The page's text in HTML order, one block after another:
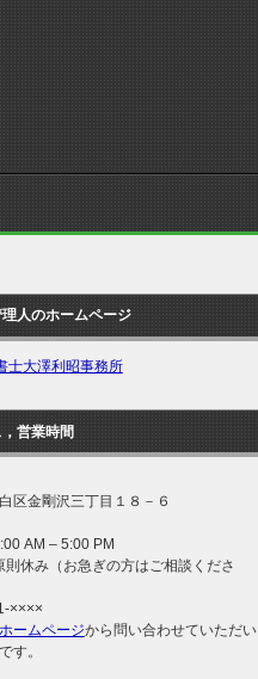
人のホームページ
士大澤利昭事務所
営業時間
区金剛沢三丁目１８－６
AM – 5:00 PM
則休み（お急ぎの方はご相談くださ
××××
ームページから問い合わせていただい
す。